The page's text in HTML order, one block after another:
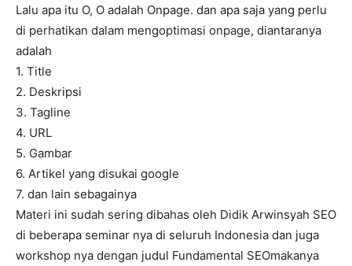
Lalu apa itu O, O adalah Onpage. dan apa saja yang perlu
di perhatikan dalam mengoptimasi onpage, diantaranya
adalah
1. Title
2. Deskripsi
3. Tagline
4. URL
5. Gambar
6. Artikel yang disukai google
7. dan lain sebagainya
Materi ini sudah sering dibahas oleh Didik Arwinsyah SEO
di beberapa seminar nya di seluruh Indonesia dan juga
workshop nya dengan judul Fundamental SEOmakanya